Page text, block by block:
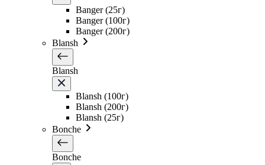
Banger (25г)
Banger (100г)
Banger (200г)
Blansh
Blansh
Blansh (100г)
Blansh (200г)
Blansh (25г)
Bonche
Bonche